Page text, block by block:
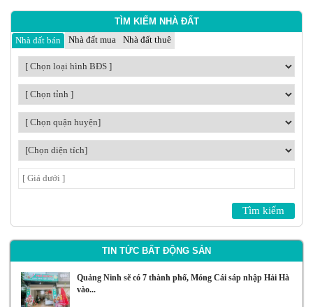
TÌM KIẾM NHÀ ĐẤT
Nhà đất bán
Nhà đất mua Nhà đất thuê
TIN TỨC BẤT ĐỘNG SẢN
Quảng Ninh sẽ có 7 thành phố, Móng Cái sáp nhập Hải Hà
vào...